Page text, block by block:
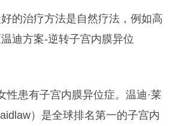
的治疗方法是自然疗法，例如高
迪方案-逆转子宫内膜异位
性患有子宫内膜异位症。温迪·莱
）是全球排名第一的子宫内